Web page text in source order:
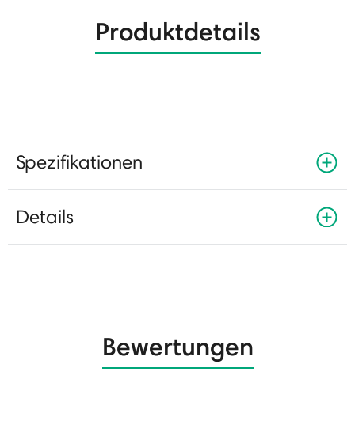
Produktdetails
Spezifikationen
Details
Bewertungen